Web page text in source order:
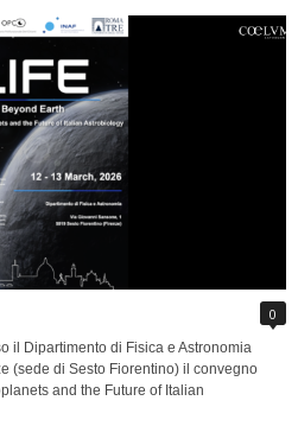
0
il Dipartimento di Fisica e Astronomia
(sede di Sesto Fiorentino) il convegno
and the Future of Italian